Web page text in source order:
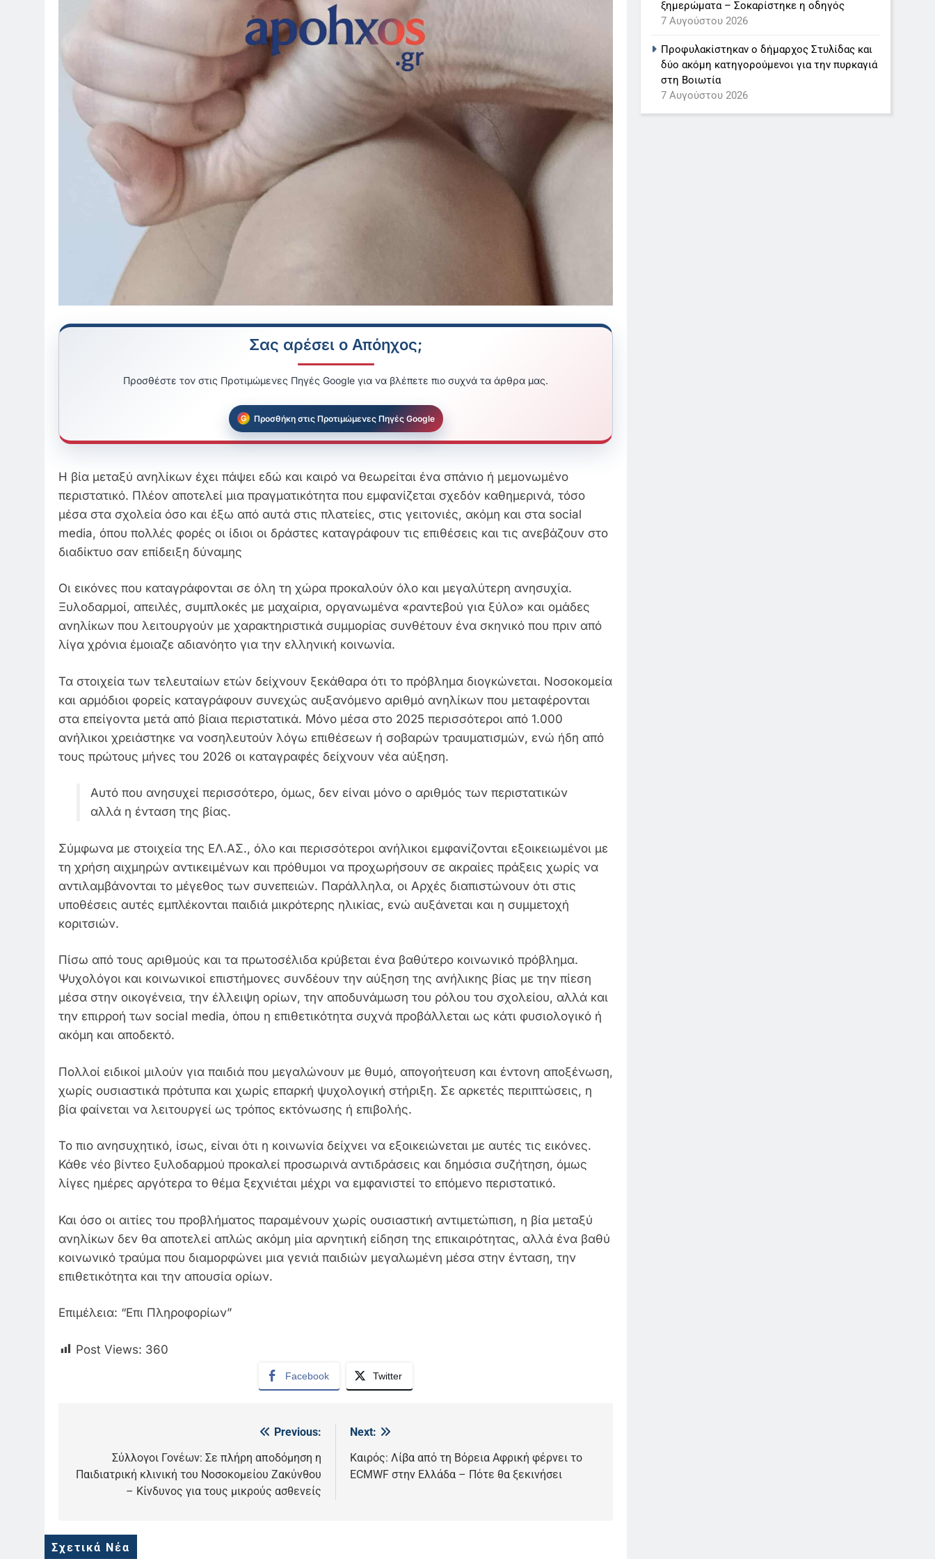
Σας αρέσει ο Απόηχος;
Προσθέστε τον στις Προτιμώμενες Πηγές Google για να βλέπετε πιο συχνά τα άρθρα μας.
Προσθήκη στις Προτιμώμενες Πηγές Google
Η βία μεταξύ ανηλίκων έχει πάψει εδώ και καιρό να θεωρείται ένα σπάνιο ή μεμονωμένο
περιστατικό. Πλέον αποτελεί μια πραγματικότητα που εμφανίζεται σχεδόν καθημερινά, τόσο
μέσα στα σχολεία όσο και έξω από αυτά στις πλατείες, στις γειτονιές, ακόμη και στα social
media, όπου πολλές φορές οι ίδιοι οι δράστες καταγράφουν τις επιθέσεις και τις ανεβάζουν στο
διαδίκτυο σαν επίδειξη δύναμης
Οι εικόνες που καταγράφονται σε όλη τη χώρα προκαλούν όλο και μεγαλύτερη ανησυχία.
Ξυλοδαρμοί, απειλές, συμπλοκές με μαχαίρια, οργανωμένα «ραντεβού για ξύλο» και ομάδες
ανηλίκων που λειτουργούν με χαρακτηριστικά συμμορίας συνθέτουν ένα σκηνικό που πριν από
λίγα χρόνια έμοιαζε αδιανόητο για την ελληνική κοινωνία.
Τα στοιχεία των τελευταίων ετών δείχνουν ξεκάθαρα ότι το πρόβλημα διογκώνεται. Νοσοκομεία
και αρμόδιοι φορείς καταγράφουν συνεχώς αυξανόμενο αριθμό ανηλίκων που μεταφέρονται
στα επείγοντα μετά από βίαια περιστατικά. Μόνο μέσα στο 2025 περισσότεροι από 1.000
ανήλικοι χρειάστηκε να νοσηλευτούν λόγω επιθέσεων ή σοβαρών τραυματισμών, ενώ ήδη από
τους πρώτους μήνες του 2026 οι καταγραφές δείχνουν νέα αύξηση.
Αυτό που ανησυχεί περισσότερο, όμως, δεν είναι μόνο ο αριθμός των περιστατικών
αλλά η ένταση της βίας.
Σύμφωνα με στοιχεία της ΕΛ.ΑΣ., όλο και περισσότεροι ανήλικοι εμφανίζονται εξοικειωμένοι με
τη χρήση αιχμηρών αντικειμένων και πρόθυμοι να προχωρήσουν σε ακραίες πράξεις χωρίς να
αντιλαμβάνονται το μέγεθος των συνεπειών. Παράλληλα, οι Αρχές διαπιστώνουν ότι στις
υποθέσεις αυτές εμπλέκονται παιδιά μικρότερης ηλικίας, ενώ αυξάνεται και η συμμετοχή
κοριτσιών.
Πίσω από τους αριθμούς και τα πρωτοσέλιδα κρύβεται ένα βαθύτερο κοινωνικό πρόβλημα.
Ψυχολόγοι και κοινωνικοί επιστήμονες συνδέουν την αύξηση της ανήλικης βίας με την πίεση
μέσα στην οικογένεια, την έλλειψη ορίων, την αποδυνάμωση του ρόλου του σχολείου, αλλά και
την επιρροή των social media, όπου η επιθετικότητα συχνά προβάλλεται ως κάτι φυσιολογικό ή
ακόμη και αποδεκτό.
Πολλοί ειδικοί μιλούν για παιδιά που μεγαλώνουν με θυμό, απογοήτευση και έντονη αποξένωση,
χωρίς ουσιαστικά πρότυπα και χωρίς επαρκή ψυχολογική στήριξη. Σε αρκετές περιπτώσεις, η
βία φαίνεται να λειτουργεί ως τρόπος εκτόνωσης ή επιβολής.
Το πιο ανησυχητικό, ίσως, είναι ότι η κοινωνία δείχνει να εξοικειώνεται με αυτές τις εικόνες.
Κάθε νέο βίντεο ξυλοδαρμού προκαλεί προσωρινά αντιδράσεις και δημόσια συζήτηση, όμως
λίγες ημέρες αργότερα το θέμα ξεχνιέται μέχρι να εμφανιστεί το επόμενο περιστατικό.
Και όσο οι αιτίες του προβλήματος παραμένουν χωρίς ουσιαστική αντιμετώπιση, η βία μεταξύ
ανηλίκων δεν θα αποτελεί απλώς ακόμη μία αρνητική είδηση της επικαιρότητας, αλλά ένα βαθύ
κοινωνικό τραύμα που διαμορφώνει μια γενιά παιδιών μεγαλωμένη μέσα στην ένταση, την
επιθετικότητα και την απουσία ορίων.
Επιμέλεια: “Επι Πληροφορίων”
Post Views: 360
Facebook Twitter
άρθρων
Previous:
Σύλλογοι Γονέων: Σε πλήρη αποδόμηση η
Παιδιατρική κλινική του Νοσοκομείου Ζακύνθου
– Κίνδυνος για τους μικρούς ασθενείς
Next:
Καιρός: Λίβα από τη Βόρεια Αφρική φέρνει το
ECMWF στην Ελλάδα – Πότε θα ξεκινήσει
Σχετικά Νέα
ξημερώματα – Σοκαρίστηκε η οδηγός
7 Αυγούστου 2026
Προφυλακίστηκαν ο δήμαρχος Στυλίδας και
δύο ακόμη κατηγορούμενοι για την πυρκαγιά
στη Βοιωτία
7 Αυγούστου 2026
Ο Παναγιώτης Στάθης στο
«τιμόνι» του κεντρικού
6